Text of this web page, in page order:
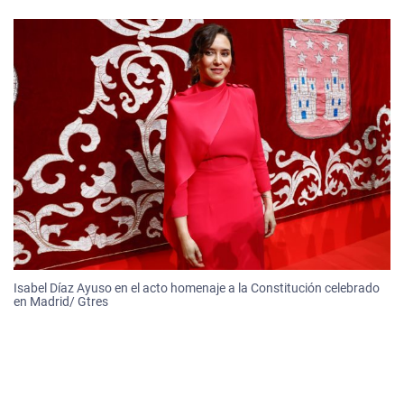
Isabel Díaz Ayuso en el acto homenaje a la Constitución celebrado
en Madrid/ Gtres